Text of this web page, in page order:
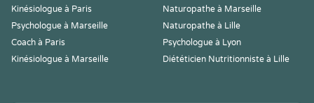
Kinésiologue à Paris
Naturopathe à Marseille
Psychologue à Marseille
Naturopathe à Lille
Coach à Paris
Psychologue à Lyon
Kinésiologue à Marseille
Diététicien Nutritionniste à Lille